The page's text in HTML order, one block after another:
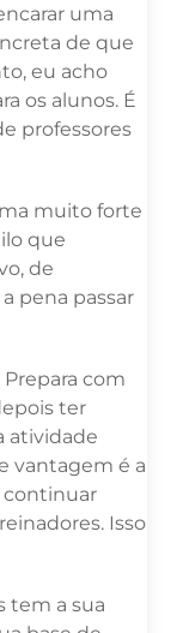
uma
de que
eu acho
os alunos. É
professores
muito forte
que
de
pena passar
com
ter
atividade
vantagem é a
continuar
Isso
tem a sua